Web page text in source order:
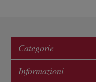
Categorie
Informazioni